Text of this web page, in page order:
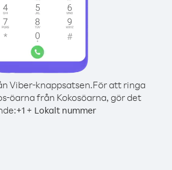
Viber-knappsatsen.För att ringa
öarna från Kokosöarna, gör det
+1+ Lokalt nummer